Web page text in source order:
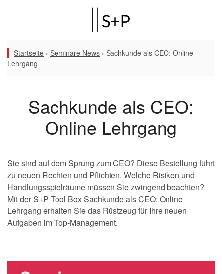
Startseite › Seminare News › Sachkunde als CEO: Online
Lehrgang
Sachkunde als CEO:
Online Lehrgang
Sie sind auf dem Sprung zum CEO? Diese Bestellung führt
zu neuen Rechten und Pflichten. Welche Risiken und
Handlungsspielräume müssen Sie zwingend beachten?
Mit der S+P Tool Box Sachkunde als CEO: Online
Lehrgang erhalten Sie das Rüstzeug für Ihre neuen
Aufgaben im Top-Management.